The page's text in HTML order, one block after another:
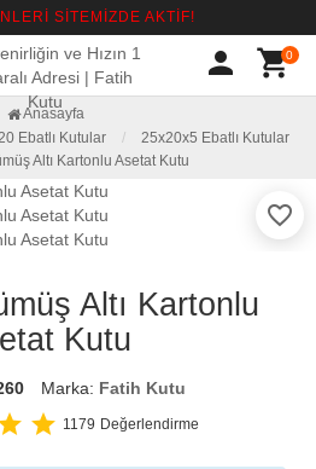
SİTEMİZDE AKTİF!
person shopping_cart0
Anasayfa
Ebatlı Kutular
25x20x5 Ebatlı Kutular
Altı Kartonlu Asetat Kutu
favorite_border
Altı Kartonlu
Kutu
Marka: Fatih Kutu
star 1179 Değerlendirme